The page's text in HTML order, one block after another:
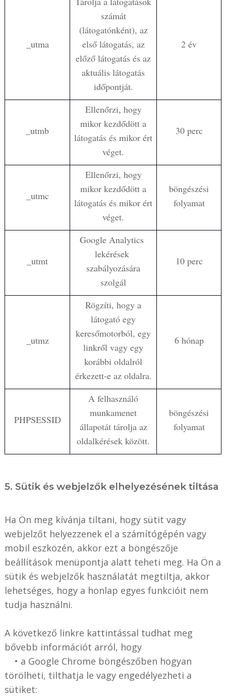
_utma
számát
(látogatónként), az
első látogatás, az
előző látogatás és az
aktuális látogatás
időpontját.
2 év
_utmb
Ellenőrzi, hogy
mikor kezdődött a
látogatás és mikor ért
véget.
30 perc
_utmc
Ellenőrzi, hogy
mikor kezdődött a
látogatás és mikor ért
véget.
böngészési
folyamat
_utmt
Google Analytics
lekérések
szabályozására
szolgál
10 perc
_utmz
Rögzíti, hogy a
látogató egy
keresőmotorból, egy
linkről vagy egy
korábbi oldalról
érkezett-e az oldalra.
6 hónap
PHPSESSID
A felhasználó
munkamenet
állapotát tárolja az
oldalkérések között.
böngészési
folyamat
5. Sütik és webjelzők elhelyezésének tiltása
Ha Ön meg kívánja tiltani, hogy sütit vagy
webjelzőt helyezzenek el a számítógépén vagy
mobil eszközén, akkor ezt a böngészője
beállítások menüpontja alatt teheti meg. Ha Ön a
sütik és webjelzők használatát megtiltja, akkor
lehetséges, hogy a honlap egyes funkcióit nem
tudja használni.
A következő linkre kattintással tudhat meg
bővebb információt arról, hogy
• a Google Chrome böngészőben hogyan
törölheti, tilthatja le vagy engedélyezheti a
sütiket: